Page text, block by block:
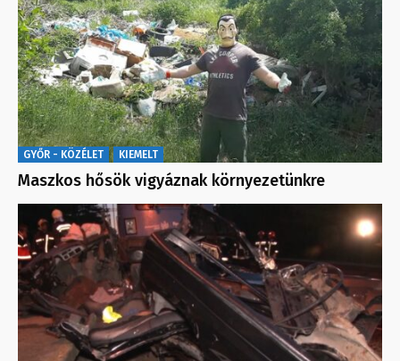
GYŐR - KÖZÉLET KIEMELT
Maszkos hősök vigyáznak környezetünkre